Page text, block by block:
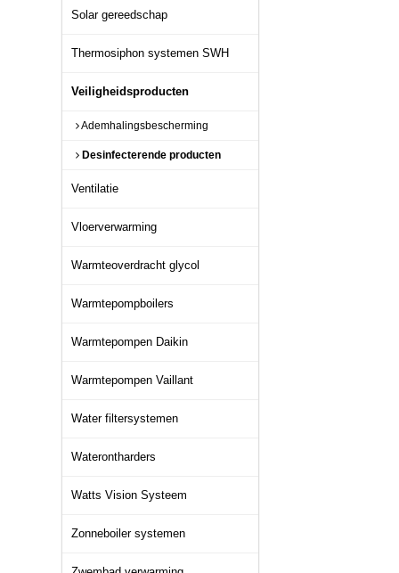
Solar gereedschap
Thermosiphon systemen SWH
Veiligheidsproducten
Ademhalingsbescherming
Desinfecterende producten
Ventilatie
Vloerverwarming
Warmteoverdracht glycol
Warmtepompboilers
Warmtepompen Daikin
Warmtepompen Vaillant
Water filtersystemen
Waterontharders
Watts Vision Systeem
Zonneboiler systemen